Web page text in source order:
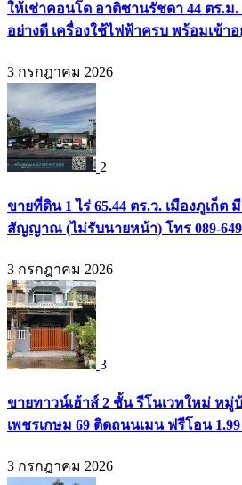
ให้เช่าคอนโด อาติซานรัชดา 44 ตร.ม.
อย่างดี เครื่องใช้ไฟฟ้าครบ พร้อมเข้าอ
3 กรกฎาคม 2026
2
ขายที่ดิน 1 ไร่ 65.44 ตร.ว. เมืองภูเก็ต
สัญญาณ (ไม่รับนายหน้า) โทร 089-
3 กรกฎาคม 2026
3
ขายทาวน์เฮ้าส์ 2 ชั้น รีโนเวทใหม่ หมู่
เพชรเกษม 69 ติดถนนเมน ฟรีโอน 1.99
3 กรกฎาคม 2026